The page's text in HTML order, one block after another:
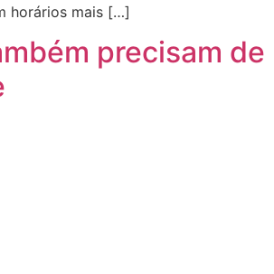
horários mais […]
precisam de